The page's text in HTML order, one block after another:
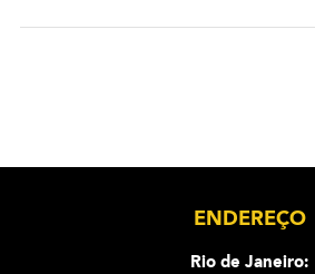
ENDEREÇO
Rio de Janeiro: